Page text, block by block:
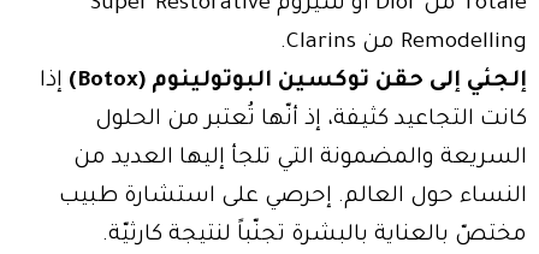
Remodelling من Clarins.
إلجئي إلى حقن توكسين البوتولينوم (Botox)
إذا
كانت التجاعيد كثيفة، إذ أنّها تُعتبر من الحلول
السريعة والمضمونة التي تلجأ إليها العديد من
النساء حول العالم. إحرصي على استشارة طبيب
مختصّ بالعناية بالبشرة تجنّباً لنتيجة كارثيّة.